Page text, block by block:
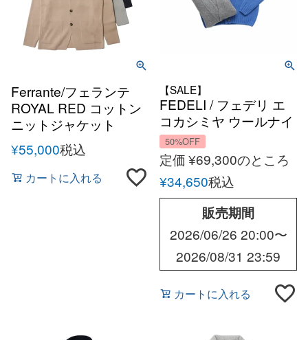
Ferrante/フェランテ
ROYAL RED コットン
ニットジャケット
¥55,000税込
カートに入れる
【SALE】
FEDELI / フェデリ エ
コカシミヤ ウールナイ
ロン ブークレ Vネック
ニット カーディガン
ECO CH LANA
50%OFF
定価¥69,300のところ
¥34,650税込
販売期間
2026/06/26 20:00〜
2026/08/31 23:59
カートに入れる